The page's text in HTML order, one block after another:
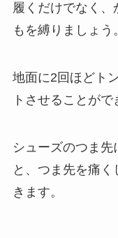
履くだけでなく、
もを縛りましょう。
地面に2回ほどト
トさせることがで
シューズのつま
と、つま先を痛
きます。